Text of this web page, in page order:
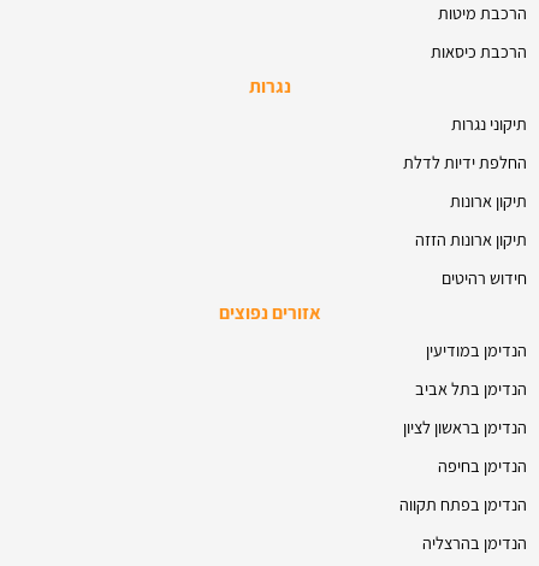
הרכבת מיטות
הרכבת כיסאות
נגרות
תיקוני נגרות
החלפת ידיות לדלת
תיקון ארונות
תיקון ארונות הזזה
חידוש רהיטים
אזורים נפוצים
הנדימן במודיעין
הנדימן בתל אביב
הנדימן בראשון לציון
הנדימן בחיפה
הנדימן בפתח תקווה
הנדימן בהרצליה